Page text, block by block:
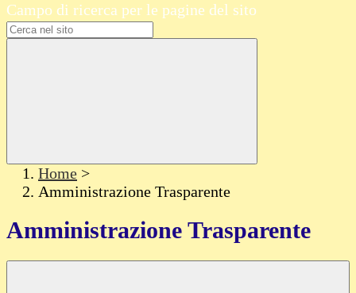
Campo di ricerca per le pagine del sito
Home >
Amministrazione Trasparente
Amministrazione Trasparente